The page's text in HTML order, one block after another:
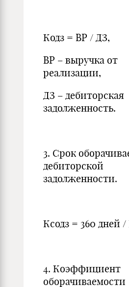
Кодз = ВР / ДЗ,
ВР – выручка от
реализации,
ДЗ – дебиторская
задолженность.
3. Срок
дебиторской
задолженности.
Ксодз = 360 дней /
4. Коэффициент
оборачиваемости